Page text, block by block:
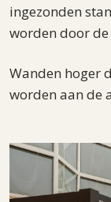
ingezonden
worden door
Wanden hoger
worden aan de